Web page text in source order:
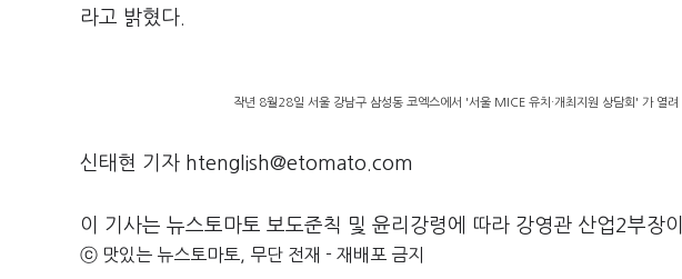
라고 밝혔다.
작년 8월28일 서울 강남구 삼성동 코엑스에서 '서울 MICE 유치·개최지원 상담회' 가 열
신태현 기자 htenglish@etomato.com
이 기사는 뉴스토마토 보도준칙 및 윤리강령에 따라 강영관 산업2부장
ⓒ 맛있는 뉴스토마토, 무단 전재 - 재배포 금지